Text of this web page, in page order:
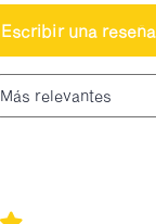
Escribir una reseña
Más relevantes